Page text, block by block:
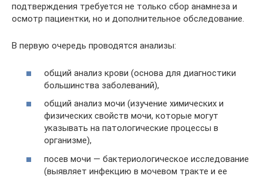
подтверждения требуется не только сбор анамнеза и
осмотр пациентки, но и дополнительное обследование.
В первую очередь проводятся анализы:
общий анализ крови (основа для диагностики
большинства заболеваний),
общий анализ мочи (изучение химических и
физических свойств мочи, которые могут
указывать на патологические процессы в
организме),
посев мочи — бактериологическое исследование
(выявляет инфекцию в мочевом тракте и ее